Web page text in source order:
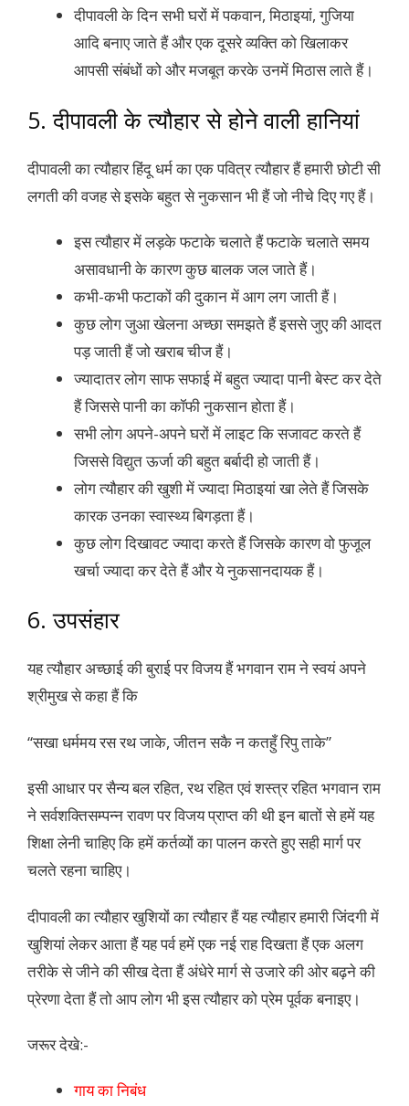
दीपावली के दिन सभी घरों में पकवान, मिठाइयां, गुजिया
आदि बनाए जाते हैं और एक दूसरे व्यक्ति को खिलाकर
आपसी संबंधों को और मजबूत करके उनमें मिठास लाते हैं।
5. दीपावली के त्यौहार से होने वाली हानियां
दीपावली का त्यौहार हिंदू धर्म का एक पवित्र त्यौहार हैं हमारी छोटी सी
लगती की वजह से इसके बहुत से नुकसान भी हैं जो नीचे दिए गए हैं।
इस त्यौहार में लड़के फटाके चलाते हैं फटाके चलाते समय
असावधानी के कारण कुछ बालक जल जाते हैं।
कभी-कभी फटाकों की दुकान में आग लग जाती हैं।
कुछ लोग जुआ खेलना अच्छा समझते हैं इससे जुए की आदत
पड़ जाती हैं जो खराब चीज हैं।
ज्यादातर लोग साफ सफाई में बहुत ज्यादा पानी बेस्ट कर देते
हैं जिससे पानी का कॉफी नुकसान होता हैं।
सभी लोग अपने-अपने घरों में लाइट कि सजावट करते हैं
जिससे विद्युत ऊर्जा की बहुत बर्बादी हो जाती हैं।
लोग त्यौहार की खुशी में ज्यादा मिठाइयां खा लेते हैं जिसके
कारक उनका स्वास्थ्य बिगड़ता हैं।
कुछ लोग दिखावट ज्यादा करते हैं जिसके कारण वो फुजूल
खर्चा ज्यादा कर देते हैं और ये नुकसानदायक हैं।
6. उपसंहार
यह त्यौहार अच्छाई की बुराई पर विजय हैं भगवान राम ने स्वयं अपने
श्रीमुख से कहा हैं कि
“सखा धर्ममय रस रथ जाके, जीतन सकै न कतहुँ रिपु ताके”
इसी आधार पर सैन्य बल रहित, रथ रहित एवं शस्त्र रहित भगवान राम
ने सर्वशक्तिसम्पन्न रावण पर विजय प्राप्त की थी इन बातों से हमें यह
शिक्षा लेनी चाहिए कि हमें कर्तव्यों का पालन करते हुए सही मार्ग पर
चलते रहना चाहिए।
दीपावली का त्यौहार खुशियों का त्यौहार हैं यह त्यौहार हमारी जिंदगी में
खुशियां लेकर आता हैं यह पर्व हमें एक नई राह दिखता हैं एक अलग
तरीके से जीने की सीख देता हैं अंधेरे मार्ग से उजारे की ओर बढ़ने की
प्रेरणा देता हैं तो आप लोग भी इस त्यौहार को प्रेम पूर्वक बनाइए।
जरूर देखे:-
गाय का निबंध